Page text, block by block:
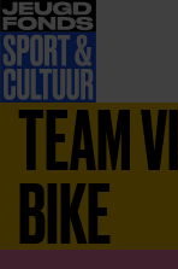
TEAM
BIKE